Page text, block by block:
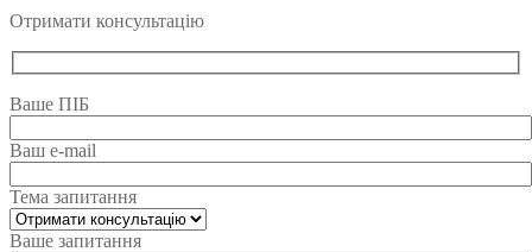
Отримати консультацію
Ваше ПІБ
Ваш e-mail
Тема запитання
Ваше запитання